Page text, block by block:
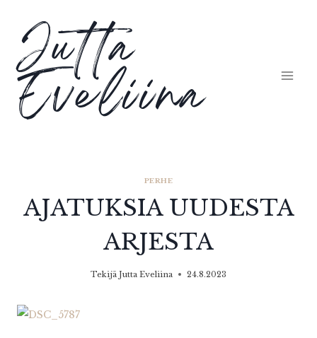
sisältöön
Jutta
Eveliina
PERHE
AJATUKSIA UUDESTA
ARJESTA
Tekijä Jutta Eveliina 24.8.2023